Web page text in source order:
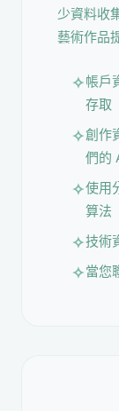
少資料收
藝術作品
帳戶
存取
創作
們的
使用
算法
技術
當您